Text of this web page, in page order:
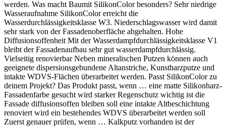
werden. Was macht Baumit SilikonColor besonders? Sehr niedrige
Wasseraufnahme SilikonColor erreicht die
Wasserdurchlässigkeitsklasse W3. Niederschlagswasser wird damit
sehr stark von der Fassadenoberfläche abgehalten. Hohe
Diffusionsoffenheit Mit der Wasserdampfdurchlässigkeitsklasse V1
bleibt der Fassadenaufbau sehr gut wasserdampfdurchlässig.
Vielseitig renovierbar Neben mineralischen Putzen können auch
geeignete dispersionsgebundene Altanstriche, Kunstharzputze und
intakte WDVS-Flächen überarbeitet werden. Passt SilikonColor zu
deinem Projekt? Das Produkt passt, wenn … eine matte Silikonharz-
Fassadenfarbe gesucht wird starker Regenschutz wichtig ist die
Fassade diffusionsoffen bleiben soll eine intakte Altbeschichtung
renoviert wird ein bestehendes WDVS überarbeitet werden soll
Zuerst genauer prüfen, wenn … Kalkputz vorhanden ist der